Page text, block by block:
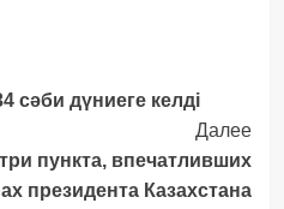
сәби дүниеге келді
Далее
пункта, впечатливших
президента Казахстана